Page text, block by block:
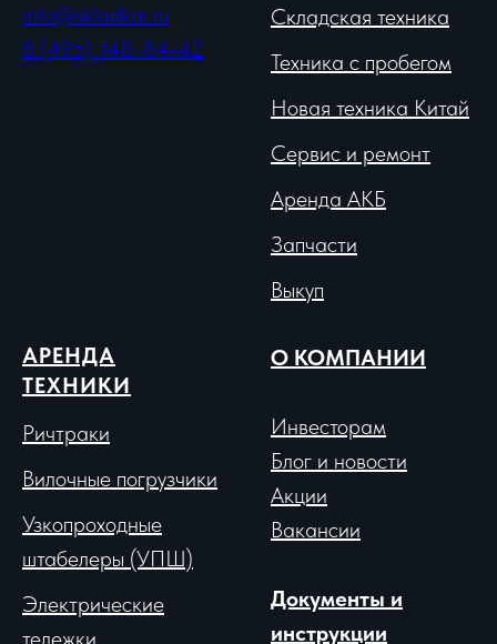
info@skladkar.ru
8 (495) 748-84-42
Складская техника
Техника с пробегом
Новая техника Китай
Сервис и ремонт
Аренда АКБ
Запчасти
Выкуп
АРЕНДА
ТЕХНИКИ
Ричтраки
Вилочные погрузчики
Узкопроходные
штабелеры (УПШ)
Электрические
О КОМПАНИИ
Инвесторам
Блог и новости
Акции
Вакансии
Документы и
инструкции